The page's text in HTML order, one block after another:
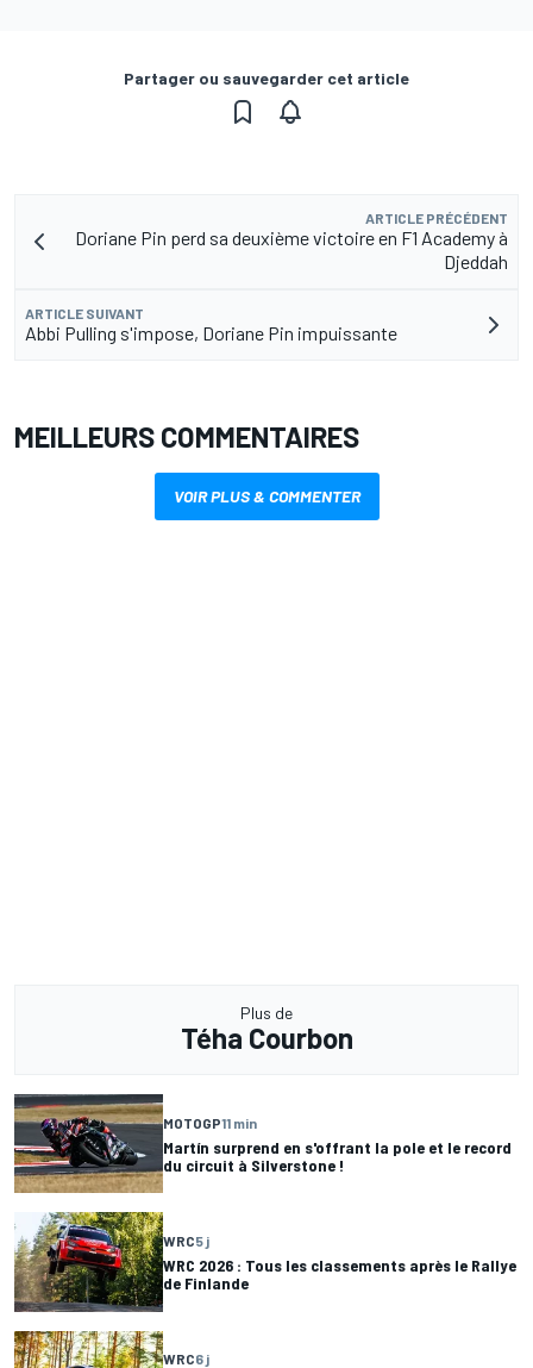
Partager ou sauvegarder cet article
ARTICLE PRÉCÉDENT
Doriane Pin perd sa deuxième victoire en F1 Academy à
Djeddah
ARTICLE SUIVANT
Abbi Pulling s'impose, Doriane Pin impuissante
MEILLEURS COMMENTAIRES
VOIR PLUS & COMMENTER
Plus de
Téha Courbon
MOTOGP11 min
Martín surprend en s'offrant la pole et le record
du circuit à Silverstone !
WRC5 j
WRC 2026 : Tous les classements après le Rallye
de Finlande
WRC6 j